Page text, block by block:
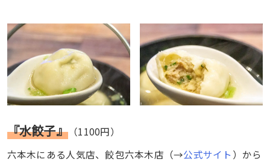
『水餃子』 （1100円）
六本木にある人気店、餃包六本木店（→公式サイト ）から